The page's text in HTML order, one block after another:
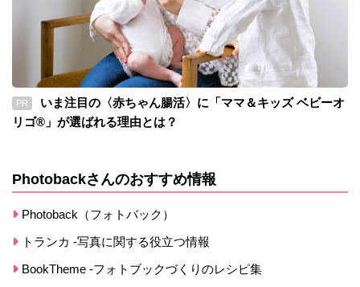
PR
いま注目の〈赤ちゃん腸活〉に「ママ＆キッズ ベビーオ
リゴ®」が選ばれる理由とは？
Photobackさんのおすすめ情報
Photoback（フォトバック）
トランカ -写真に関する役立つ情報
BookTheme -フォトブックづくりのレシピ集